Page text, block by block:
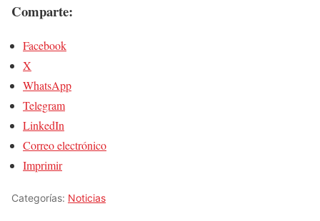
Comparte:
Facebook
X
WhatsApp
Telegram
LinkedIn
Correo electrónico
Imprimir
Categorías: Noticias